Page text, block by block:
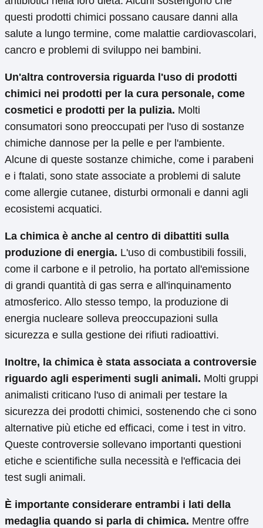
questi prodotti chimici possano causare danni alla
salute a lungo termine, come malattie cardiovascolari,
cancro e problemi di sviluppo nei bambini.
Un'altra controversia riguarda l'uso di prodotti
chimici nei prodotti per la cura personale, come
cosmetici e prodotti per la pulizia. Molti
consumatori sono preoccupati per l'uso di sostanze
chimiche dannose per la pelle e per l'ambiente.
Alcune di queste sostanze chimiche, come i parabeni
e i ftalati, sono state associate a problemi di salute
come allergie cutanee, disturbi ormonali e danni agli
ecosistemi acquatici.
La chimica è anche al centro di dibattiti sulla
produzione di energia. L'uso di combustibili fossili,
come il carbone e il petrolio, ha portato all'emissione
di grandi quantità di gas serra e all'inquinamento
atmosferico. Allo stesso tempo, la produzione di
energia nucleare solleva preoccupazioni sulla
sicurezza e sulla gestione dei rifiuti radioattivi.
Inoltre, la chimica è stata associata a controversie
riguardo agli esperimenti sugli animali. Molti gruppi
animalisti criticano l'uso di animali per testare la
sicurezza dei prodotti chimici, sostenendo che ci sono
alternative più etiche ed efficaci, come i test in vitro.
Queste controversie sollevano importanti questioni
etiche e scientifiche sulla necessità e l'efficacia dei
test sugli animali.
È importante considerare entrambi i lati della
medaglia quando si parla di chimica. Mentre offre